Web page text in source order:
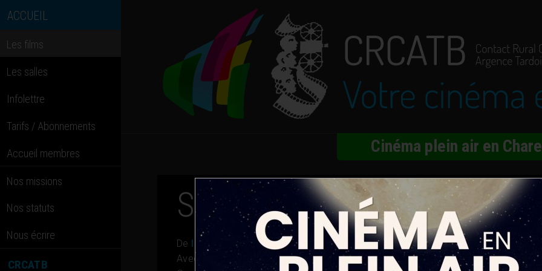
ACCUEIL
Les films
Les salles
Infolettre
Tarifs / Abonnements
Accueil membres
Nos missions
Nos statuts
Nous écrire
CRCATB
Cinéma plein air en
Silent Friend
De Ildiko Enyedi
Avec
Tony Leung Chiu-Wai, Léa Seydoux, Luna Wedler